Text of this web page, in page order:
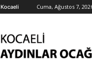
Kocaeli Cuma, Ağustos 7,